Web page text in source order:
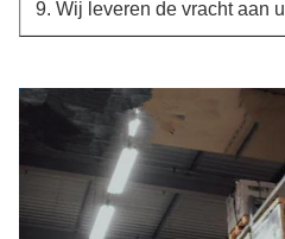
9. Wij leveren de vracht aan u